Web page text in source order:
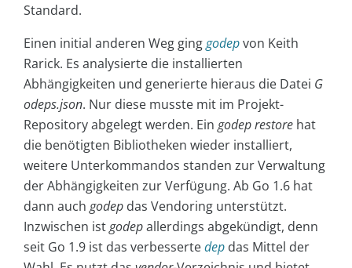
Standard.
Einen initial anderen Weg ginggodepvon Keith
Rarick. Es analysierte die installierten
Abhängigkeiten und generierte hieraus die Datei G
odeps.json. Nur diese musste mit im Projekt-
Repository abgelegt werden. Ein godep restore hat
die benötigten Bibliotheken wieder installiert,
weitere Unterkommandos standen zur Verwaltung
der Abhängigkeiten zur Verfügung. Ab Go 1.6 hat
dann auch godep das Vendoring unterstützt.
Inzwischen istgodepallerdings abgekündigt, denn
seit Go 1.9 ist das verbessertedep das Mittel der